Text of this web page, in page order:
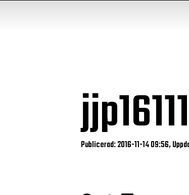
Publicerad: 2016-11-14 09:56,